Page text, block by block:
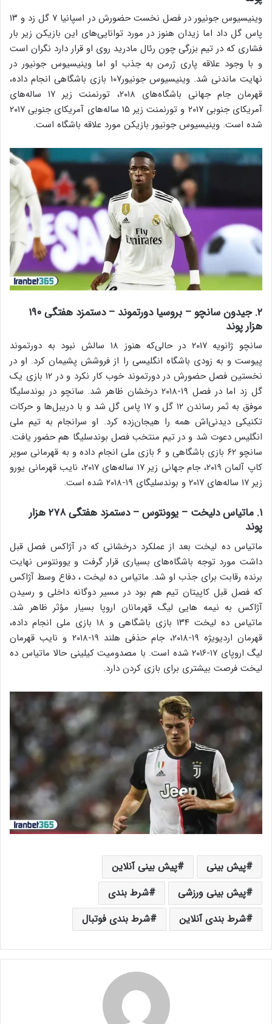
وینیسیوس جونیور در فصل نخست حضورش در اسپانیا ۷ گل زد و ۱۳
پاس گل داد اما زیدان هنوز در مورد توانایی‌های این بازیکن زیر بار
فشاری که در تیم بزرگی چون رئال مادرید روی او قرار دارد نگران است
و با وجود علاقه پاری ژرمن به جذب او اما وینیسیوس جونیور در
نهایت ماندنی شد. وینیسیوس جونیور۱۰۷ بازی باشگاهی انجام داده،
قهرمان جام جهانی باشگاه‌های ۲۰۱۸، تورنمنت زیر ۱۷ ساله‌های
آمریکای جنوبی ۲۰۱۷ و تورنمنت زیر ۱۵ ساله‌های آمریکای جنوبی ۲۰۱۷
شده است. وینیسیوس جونیور بازیکن مورد علاقه باشگاه است.
۲. جیدون سانچو – بروسیا دورتموند – دستمزد هفتگی ۱۹۰
هزار پوند
سانچو ژانویه ۲۰۱۷ در حالی‌که هنوز ۱۸ سالش نبود به دورتموند
پیوست و به زودی باشگاه انگلیسی را از فروشش پشیمان کرد. او در
نخستین فصل حضورش در دورتموند خوب کار نکرد و در ۱۲ بازی یک
گل زد اما در فصل ۱۹-۲۰۱۸ درخشان ظاهر شد. سانچو در بوندسلیگا
موفق به ثمر رساندن ۱۲ گل و ۱۷ پاس گل شد و با دریبل‌ها و حرکات
تکنیکی دیدنی‌اش همه را هیجان‌زده کرد. او سرانجام به تیم ملی
انگلیس دعوت شد و در تیم منتخب فصل بوندسلیگا هم حضور یافت.
سانچو ۶۲ بازی باشگاهی و ۶ بازی ملی انجام داده و به قهرمانی سوپر
کاپ آلمان ۲۰۱۹، جام جهانی زیر ۱۷ ساله‌های ۲۰۱۷، نایب قهرمانی یورو
زیر ۱۷ ساله‌های ۲۰۱۷ و بوندسلیگای ۱۹-۲۰۱۸ شده است.
۱. ماتیاس دلیخت – یوونتوس – دستمزد هفتگی ۲۷۸ هزار
پوند
ماتیاس ده لیخت بعد از عملکرد درخشانی که در آژاکس فصل قبل
داشت مورد توجه باشگاه‌های بسیاری قرار گرفت و یوونتوس نهایت
برنده رقابت برای جذب او شد. ماتیاس ده لیخت ، دفاع وسط آژاکس
که فصل قبل کاپیتان تیم هم بود در مسیر دوگانه داخلی و رسیدن
آژاکس به نیمه هایی لیگ قهرمانان اروپا بسیار مؤثر ظاهر شد.
ماتیاس ده لیخت ۱۳۴ بازی باشگاهی و ۱۸ بازی ملی انجام داده،
قهرمان اردیویژه ۱۹-۲۰۱۸، جام حذفی هلند ۱۹-۲۰۱۸ و نایب قهرمان
لیگ اروپای ۱۷-۲۰۱۶ شده است. با مصدومیت کیلینی حالا ماتیاس ده
لیخت فرصت بیشتری برای بازی کردن دارد.
پیش بینی
پیش بینی آنلاین
پیش بینی ورزشی
شرط بندی
شرط بندی آنلاین
شرط بندی فوتبال